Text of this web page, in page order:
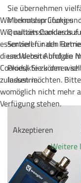
Sie übernehmen
Merkmalsprüfung
Qualitätsstandards
Sortieren nach
und deren Abfolgen
Produkte zu den
Industrie.
Wir benutzen Cookies
Wir nutzen Cookies
essenziell für den
diese Website und die
Cookies). Sie können
zulassen möchten.
womöglich nicht mehr
Verfügung stehen.
Akzeptieren
Weitere